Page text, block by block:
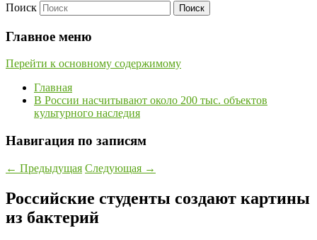
Поиск
Главное меню
Перейти к основному содержимому
Главная
В России насчитывают около 200 тыс. объектов
культурного наследия
Навигация по записям
← Предыдущая Следующая →
Российские студенты создают картины
из бактерий